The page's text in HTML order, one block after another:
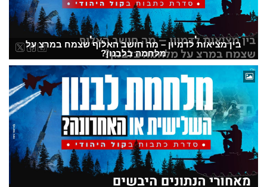
בין מציאות לדמיון – מה חושב האלוף שצמח במרצ על
מלחמה בלבנון?